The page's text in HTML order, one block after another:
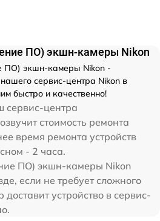
ПО) экшн-камеры Nikon
ПО) экшн-камеры Nikon -
сервис-центра Nikon в
быстро и качественно!
сервис-центра
стоимость ремонта
время ремонта устройств
- 2 часа.
ПО) экшн-камеры Nikon
если не требует сложного
устройство в сервис-